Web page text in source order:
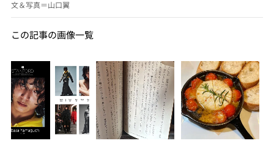
文＆写真＝山口翼
この記事の画像一覧